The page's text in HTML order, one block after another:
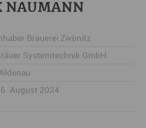
NAUMANN
Brauerei Zwönitz
Systemtechnik GmbH
August 2024